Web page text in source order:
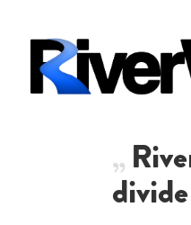
divide